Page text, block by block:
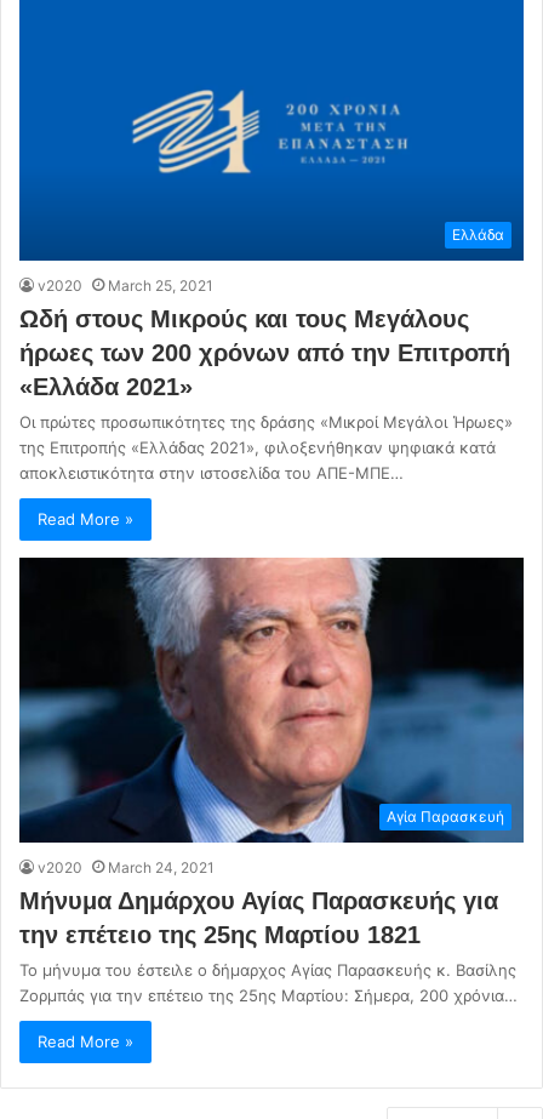
Ελλάδα
v2020 March 25, 2021
Ωδή στους Μικρούς και τους Μεγάλους
ήρωες των 200 χρόνων από την Επιτροπή
«Ελλάδα 2021»
Οι πρώτες προσωπικότητες της δράσης «Μικροί Μεγάλοι Ήρωες»
της Επιτροπής «Ελλάδας 2021», φιλοξενήθηκαν ψηφιακά κατά
αποκλειστικότητα στην ιστοσελίδα του ΑΠΕ-ΜΠΕ…
Read More »
Αγία Παρασκευή
v2020 March 24, 2021
Μήνυμα Δημάρχου Αγίας Παρασκευής για
την επέτειο της 25ης Μαρτίου 1821
Το μήνυμα του έστειλε ο δήμαρχος Αγίας Παρασκευής κ. Βασίλης
Ζορμπάς για την επέτειο της 25ης Μαρτίου: Σήμερα, 200 χρόνια…
Read More »